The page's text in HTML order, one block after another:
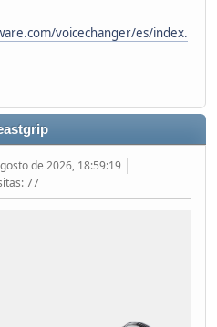
voicechanger/es/index.
de 2026, 18:59:19
77